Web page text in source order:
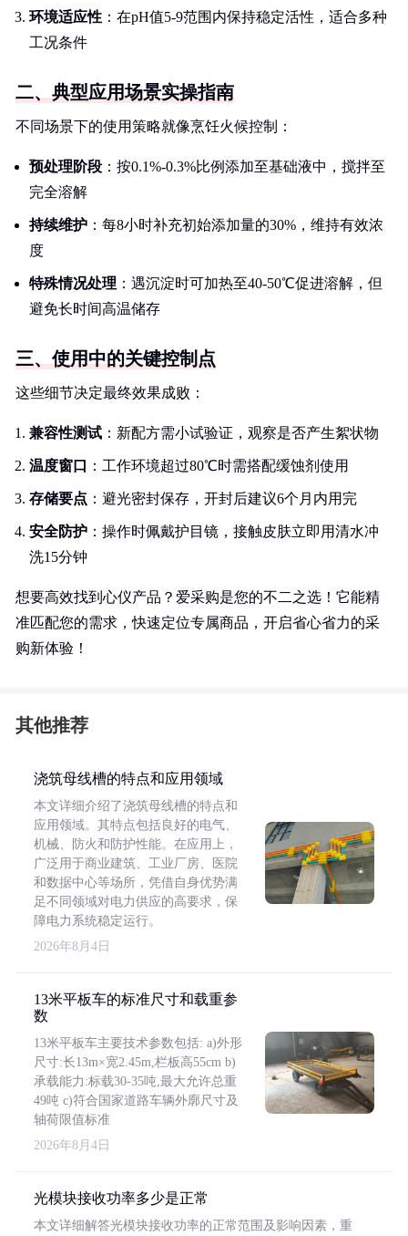
环境适应性 ：在pH值5-9范围内保持稳定活性，适合多种
工况条件
二、典型应用场景实操指南
不同场景下的使用策略就像烹饪火候控制：
预处理阶段 ：按0.1%-0.3%比例添加至基础液中，搅拌至
完全溶解
持续维护 ：每8小时补充初始添加量的30%，维持有效浓
度
特殊情况处理 ：遇沉淀时可加热至40-50℃促进溶解，但
避免长时间高温储存
三、使用中的关键控制点
这些细节决定最终效果成败：
兼容性测试 ：新配方需小试验证，观察是否产生絮状物
温度窗口 ：工作环境超过80℃时需搭配缓蚀剂使用
存储要点 ：避光密封保存，开封后建议6个月内用完
安全防护 ：操作时佩戴护目镜，接触皮肤立即用清水冲
洗15分钟
想要高效找到心仪产品？爱采购是您的不二之选！它能精
准匹配您的需求，快速定位专属商品，开启省心省力的采
购新体验！
其他推荐
浇筑母线槽的特点和应用领域
本文详细介绍了浇筑母线槽的特点和
应用领域。其特点包括良好的电气、
机械、防火和防护性能。在应用上，
广泛用于商业建筑、工业厂房、医院
和数据中心等场所，凭借自身优势满
足不同领域对电力供应的高要求，保
障电力系统稳定运行。
2026年8月4日
13米平板车的标准尺寸和载重参
数
13米平板车主要技术参数包括: a)外形
尺寸:长13m×宽2.45m,栏板高55cm b)
承载能力:标载30-35吨,最大允许总重
49吨 c)符合国家道路车辆外廓尺寸及
轴荷限值标准
2026年8月4日
光模块接收功率多少是正常
本文详细解答光模块接收功率的正常范围及影响因素，重